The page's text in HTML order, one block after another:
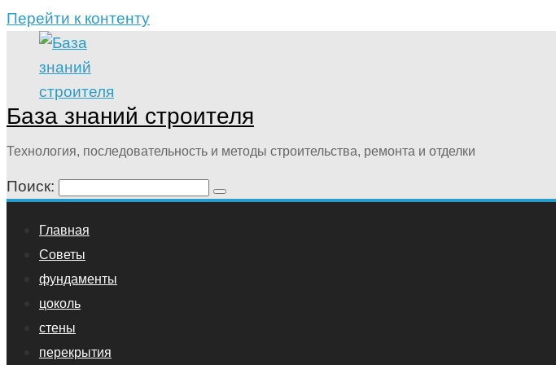
Перейти к контенту
База знаний строителя
Технология, последовательность и методы строительства, ремонта и отделки
Поиск:
Главная
Советы
фундаменты
цоколь
стены
перекрытия